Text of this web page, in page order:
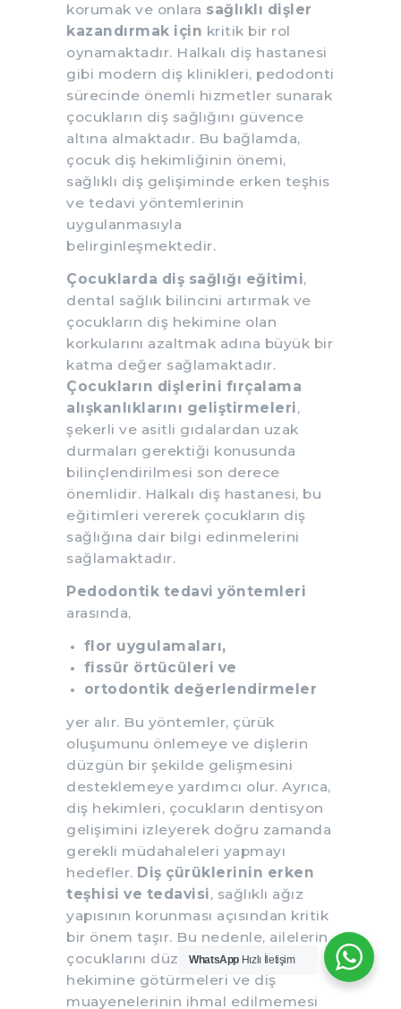
korumak ve onlara sağlıklı dişler
kazandırmak için kritik bir rol
oynamaktadır. Halkalı diş hastanesi
gibi modern diş klinikleri, pedodonti
sürecinde önemli hizmetler sunarak
çocukların diş sağlığını güvence
altına almaktadır. Bu bağlamda,
çocuk diş hekimliğinin önemi,
sağlıklı diş gelişiminde erken teşhis
ve tedavi yöntemlerinin
uygulanmasıyla
belirginleşmektedir.
Çocuklarda diş sağlığı eğitimi,
dental sağlık bilincini artırmak ve
çocukların diş hekimine olan
korkularını azaltmak adına büyük bir
katma değer sağlamaktadır.
Çocukların dişlerini fırçalama
alışkanlıklarını geliştirmeleri,
şekerli ve asitli gıdalardan uzak
durmaları gerektiği konusunda
bilinçlendirilmesi son derece
önemlidir. Halkalı diş hastanesi, bu
eğitimleri vererek çocukların diş
sağlığına dair bilgi edinmelerini
sağlamaktadır.
Pedodontik tedavi yöntemleri
arasında,
flor uygulamaları,
fissür örtücüleri ve
ortodontik değerlendirmeler
yer alır. Bu yöntemler, çürük
oluşumunu önlemeye ve dişlerin
düzgün bir şekilde gelişmesini
desteklemeye yardımcı olur. Ayrıca,
diş hekimleri, çocukların dentisyon
gelişimini izleyerek doğru zamanda
gerekli müdahaleleri yapmayı
hedefler. Diş çürüklerinin erken
teşhisi ve tedavisi, sağlıklı ağız
yapısının korunması açısından kritik
bir önem taşır. Bu nedenle, ailelerin
çocuklarını düzenli olarak diş
hekimine götürmeleri ve diş
muayenelerinin ihmal edilmemesi
WhatsApp Hızlı İletişim